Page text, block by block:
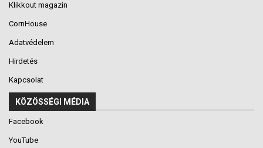
Klikkout magazin
CornHouse
Adatvédelem
Hirdetés
Kapcsolat
KÖZÖSSÉGI MÉDIA
Facebook
YouTube